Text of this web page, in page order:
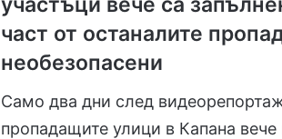
част от останалите
необезопасени
Само два дни след
пропадащите улици в Капана